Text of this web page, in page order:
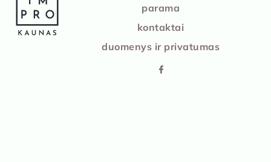
parama
kontaktai
duomenys ir privatumas